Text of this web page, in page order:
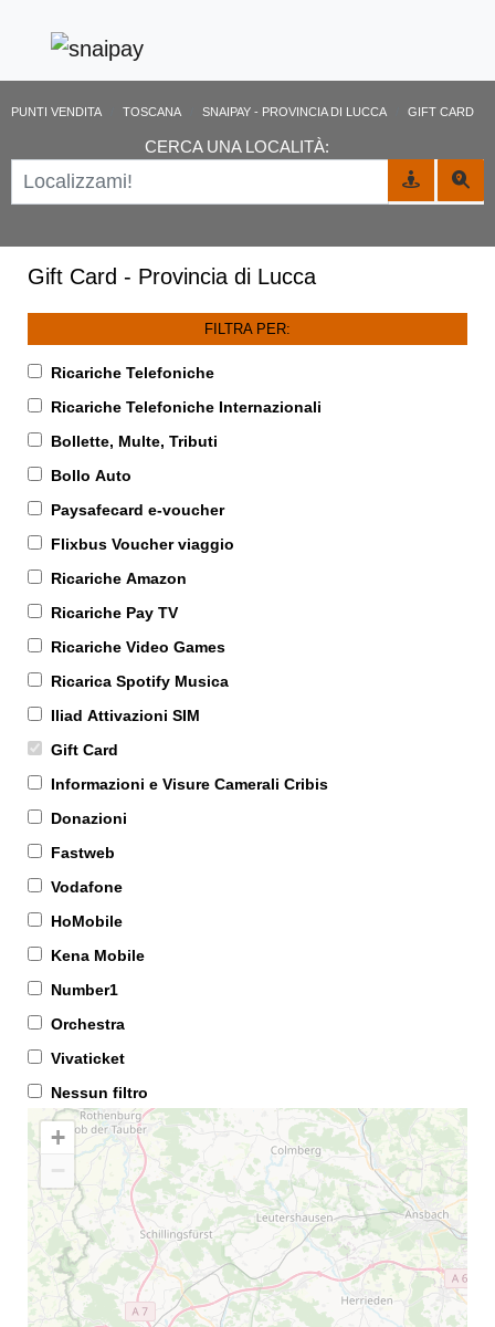
PUNTI VENDITA TOSCANA SNAIPAY - PROVINCIA DI LUCCA GIFT CARD
CERCA UNA LOCALITÀ:
Gift Card - Provincia di Lucca
FILTRA PER:
Ricariche Telefoniche
Ricariche Telefoniche Internazionali
Bollette, Multe, Tributi
Bollo Auto
Paysafecard e-voucher
Flixbus Voucher viaggio
Ricariche Amazon
Ricariche Pay TV
Ricariche Video Games
Ricarica Spotify Musica
Iliad Attivazioni SIM
Gift Card
Informazioni e Visure Camerali Cribis
Donazioni
Fastweb
Vodafone
HoMobile
Kena Mobile
Number1
Orchestra
Vivaticket
Nessun filtro
+